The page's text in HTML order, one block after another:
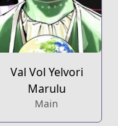
Val Vol Yelvori
Marulu
Main